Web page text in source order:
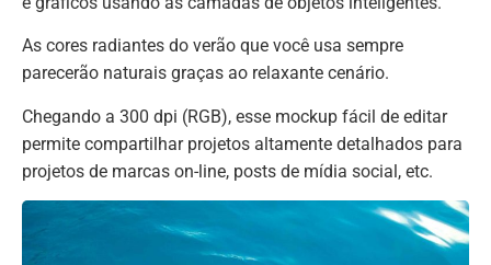
As cores radiantes do verão que você usa sempre
parecerão naturais graças ao relaxante cenário.
Chegando a 300 dpi (RGB), esse mockup fácil de editar
permite compartilhar projetos altamente detalhados para
projetos de marcas on-line, posts de mídia social, etc.